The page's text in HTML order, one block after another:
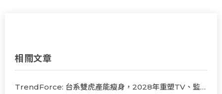
相關文章
TrendForce: 台系雙虎產能瘦身，2028年重塑TV、監